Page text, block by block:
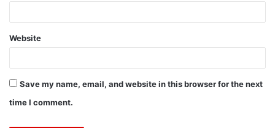
Website
Save my name, email, and website in this browser for the next
time I comment.